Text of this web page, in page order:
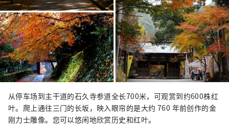
从停车场到主干道的石久寺参道全长700米，可观赏到约600株红
叶。爬上通往三门的长坂，映入眼帘的是大约 760 年前创作的金
刚力士雕像。您可以悠闲地欣赏历史和红叶。